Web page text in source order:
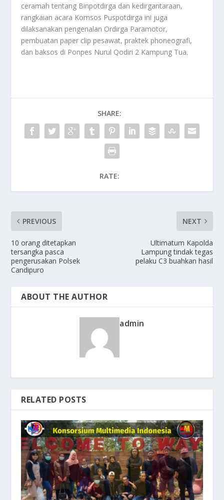
ceramah tentang Binpotdirga dan kedirgantaraan,
rangkaian acara Komsos Puspotdirga ini juga
dilaksanakan pengenalan Ordirga Paramotor,
pembuatan paper clip pesawat, praktek phoneografi,
dan baksos di Ponpes Nurul Qodiri 2 Kampung Tua.
SHARE:
RATE:
PREVIOUS
10 orang ditetapkan
tersangka pasca
pengerusakan Polsek
Candipuro
NEXT
Ultimatum Kapolda
Lampung tindak tegas
pelaku C3 buahkan hasil
ABOUT THE AUTHOR
admin
RELATED POSTS